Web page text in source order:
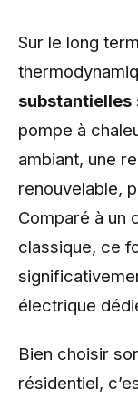
Sur le long
substantielles
pompe à
ambiant, une
renouvelable,
Comparé à un
classique, ce
électrique
Bien choisir
résidentiel,